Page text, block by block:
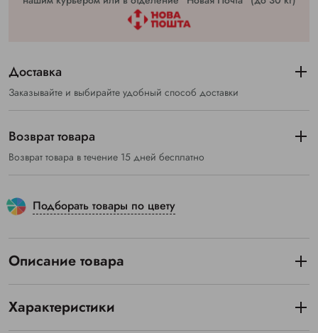
Доставка
Заказывайте и выбирайте удобный способ доставки
Возврат товара
Возврат товара в течение 15 дней бесплатно
Подборать товары по цвету
Описание товара
Характеристики